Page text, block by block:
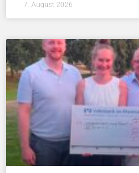
7. August 2026